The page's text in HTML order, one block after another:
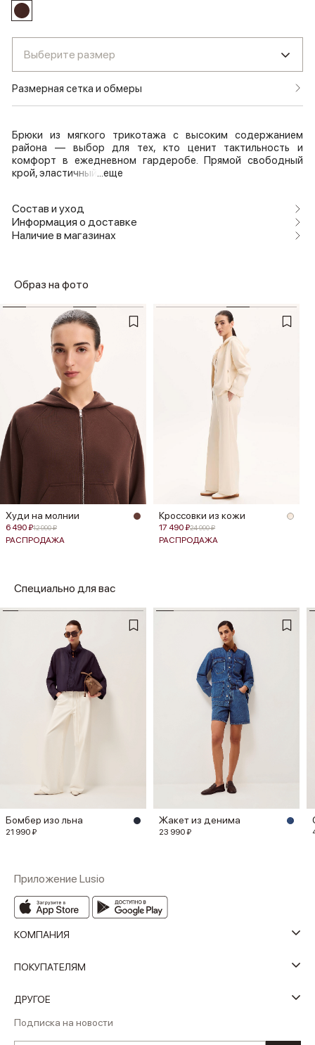
Выберите размер
Размерная сетка и обмеры
Брюки из мягкого трикотажа с высоким содержанием
района — выбор для тех, кто ценит тактильность и
комфорт в ежедневном гардеробе. Прямой свободный
крой, эластичный ...еще
Состав и уход
Информация о доставке
Наличие в магазинах
Образ на фото
Худи на молнии
6 490 ₽12 990 ₽
РАСПРОДАЖА
Кроссовки из кожи
17 490 ₽24 990 ₽
РАСПРОДАЖА
Специально для вас
Бомбер изо льна
21 990 ₽
Жакет из денима
23 990 ₽
Приложение Lusio
КОМПАНИЯ
ПОКУПАТЕЛЯМ
ДРУГОЕ
Подписка на новости